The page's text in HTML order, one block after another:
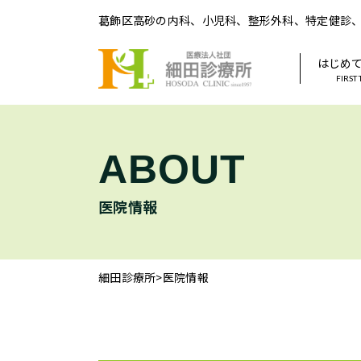
葛飾区高砂の内科、小児科、整形外科、特定健診
はじめ
FIRST
ABOUT
医院情報
細田診療所>医院情報